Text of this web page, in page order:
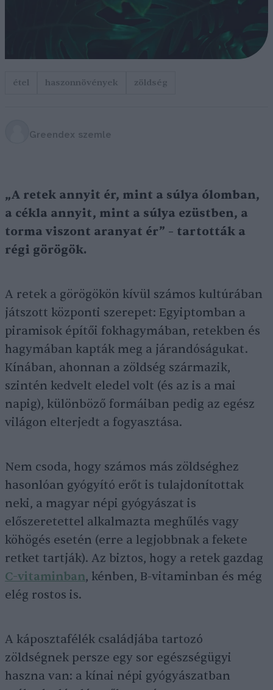
étel haszonnövények zöldség
Greendex szemle
„A retek annyit ér, mint a súlya ólomban,
a cékla annyit, mint a súlya ezüstben, a
torma viszont aranyat ér” – tartották a
régi görögök.
A retek a görögökön kívül számos kultúrában
játszott központi szerepet: Egyiptomban a
piramisok építői fokhagymában, retekben és
hagymában kapták meg a járandóságukat.
Kínában, ahonnan a zöldség származik,
szintén kedvelt eledel volt (és az is a mai
napig), különböző formáiban pedig az egész
világon elterjedt a fogyasztása.
Nem csoda, hogy számos más zöldséghez
hasonlóan gyógyító erőt is tulajdonítottak
neki, a magyar népi gyógyászat is
előszeretettel alkalmazta meghűlés vagy
köhögés esetén (erre a legjobbnak a fekete
retket tartják). Az biztos, hogy a retek gazdag
C-vitaminban, kénben, B-vitaminban és még
elég rostos is.
A káposztafélék családjába tartozó
zöldségnek persze egy sor egészségügyi
haszna van: a kínai népi gyógyászatban